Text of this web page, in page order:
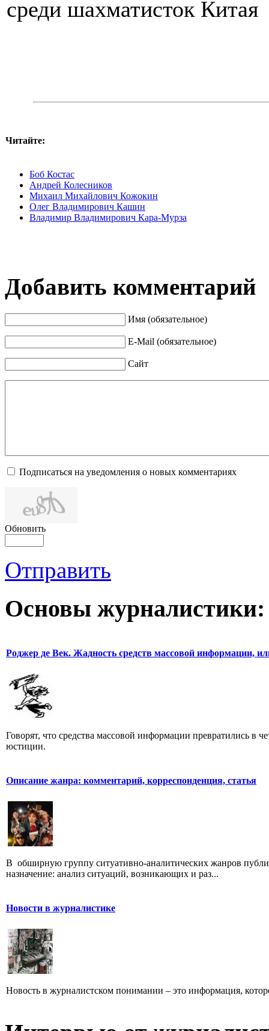
среди шахматисток Китая
Читайте:
Боб Костас
Андрей Колесников
Михаил Михайлович Кожокин
Олег Владимирович Кашин
Владимир Владимирович Кара-Мурза
Добавить комментарий
Имя (обязательное)
E-Mail (обязательное)
Сайт
Подписаться на уведомления о новых комментариях
Обновить
Отправить
Основы журналистики:
Роджер де Век. Жадность средств массовой информации,
Говорят, что средства массовой информации превратились в
юстиции.
Описание жанра: комментарий, корреспонденция, статья
В обширную группу ситуативно-аналитических жанров
назначение: анализ ситуаций, возникающих и раз...
Новости в журналистике
Новость в журналистском понимании – это информация,